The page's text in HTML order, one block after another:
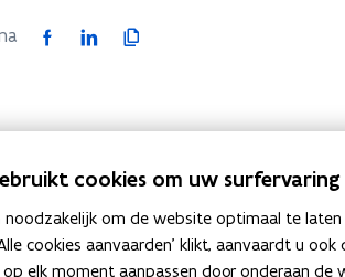
F
e
o
o
k
L
k
d
i
n
K
i
e
r
l
de Vlaamse Belastingdienst
cookies om uw
noodzakelijk om de website optimaal te
cookies aanvaarden' klikt, aanvaardt u
elk moment aanpassen door onderaan